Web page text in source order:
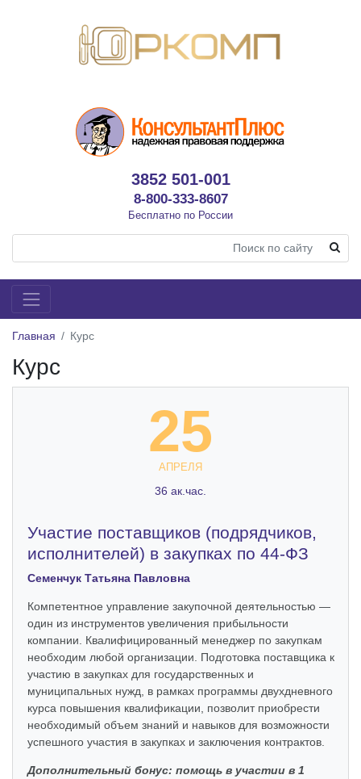
3852 501-001
8-800-333-8607
Бесплатно по России
Главная Курс
Курс
25
АПРЕЛЯ
36 ак.час.
Участие поставщиков (подрядчиков,
исполнителей) в закупках по 44-ФЗ
Семенчук Татьяна Павловна
Компетентное управление закупочной деятельностью —
один из инструментов увеличения прибыльности
компании. Квалифицированный менеджер по закупкам
необходим любой организации. Подготовка поставщика к
участию в закупках для государственных и
муниципальных нужд, в рамках программы двухдневного
курса повышения квалификации, позволит приобрести
необходимый объем знаний и навыков для возможности
успешного участия в закупках и заключения контрактов.
Дополнительный бонус: помощь в участии в 1